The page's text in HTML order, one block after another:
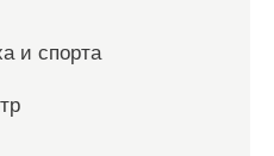
и спорта